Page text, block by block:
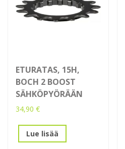
ETURATAS, 15H,
BOCH 2 BOOST
SÄHKÖPYÖRÄÄN
34,90 €
Lue lisää